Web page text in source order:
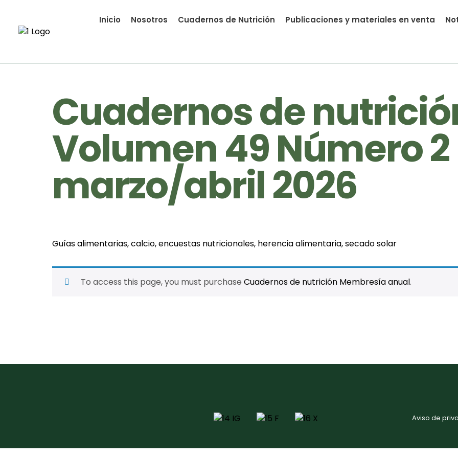
Inicio Nosotros Cuadernos de Nutrición Publicaciones y materiales en venta
Cuadernos de
Volumen 49 Número
marzo/abril 2026
Guías alimentarias, calcio, encuestas nutricionales, herencia alimentaria, secado solar
To access this page, you must purchase Cuadernos de nutrición Membresía anual.
Aviso de